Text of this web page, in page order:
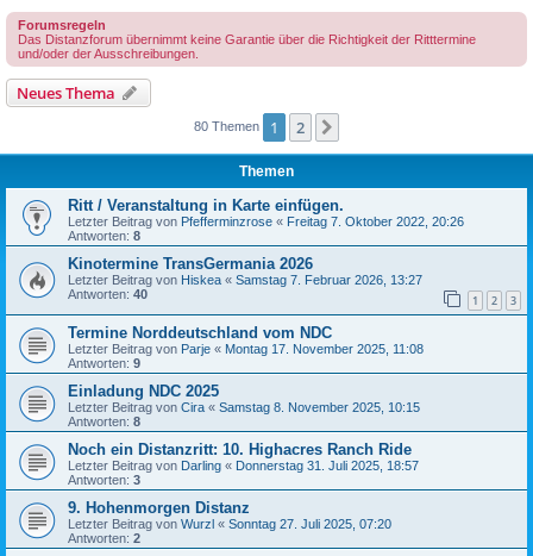
Forumsregeln
Das Distanzforum übernimmt keine Garantie über die Richtigkeit der Ritttermine
und/oder der Ausschreibungen.
Neues Thema
80 Themen 1 2
Themen
Ritt / Veranstaltung in Karte einfügen.
Letzter Beitrag von Pfefferminzrose « Freitag 7. Oktober 2022, 20:26
Antworten: 8
Kinotermine TransGermania 2026
Letzter Beitrag von Hiskea « Samstag 7. Februar 2026, 13:27
Antworten: 40 1 2 3
Termine Norddeutschland vom NDC
Letzter Beitrag von Parje « Montag 17. November 2025, 11:08
Antworten: 9
Einladung NDC 2025
Letzter Beitrag von Cira « Samstag 8. November 2025, 10:15
Antworten: 8
Noch ein Distanzritt: 10. Highacres Ranch Ride
Letzter Beitrag von Darling « Donnerstag 31. Juli 2025, 18:57
Antworten: 3
9. Hohenmorgen Distanz
Letzter Beitrag von Wurzl « Sonntag 27. Juli 2025, 07:20
Antworten: 2